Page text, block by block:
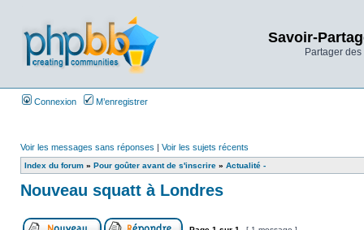
Savoir-
Partager
Connexion M’enregistrer
Voir les messages sans réponses | Voir les sujets récents
Index du forum » Pour goûter avant de s'inscrire » Actualité -
Nouveau squatt à Londres